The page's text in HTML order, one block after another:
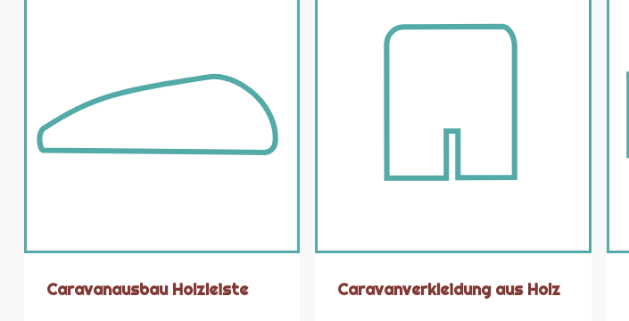
Caravanausbau Holzleiste Caravanverkleidung aus Holz